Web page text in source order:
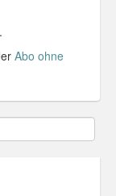
Abo ohne